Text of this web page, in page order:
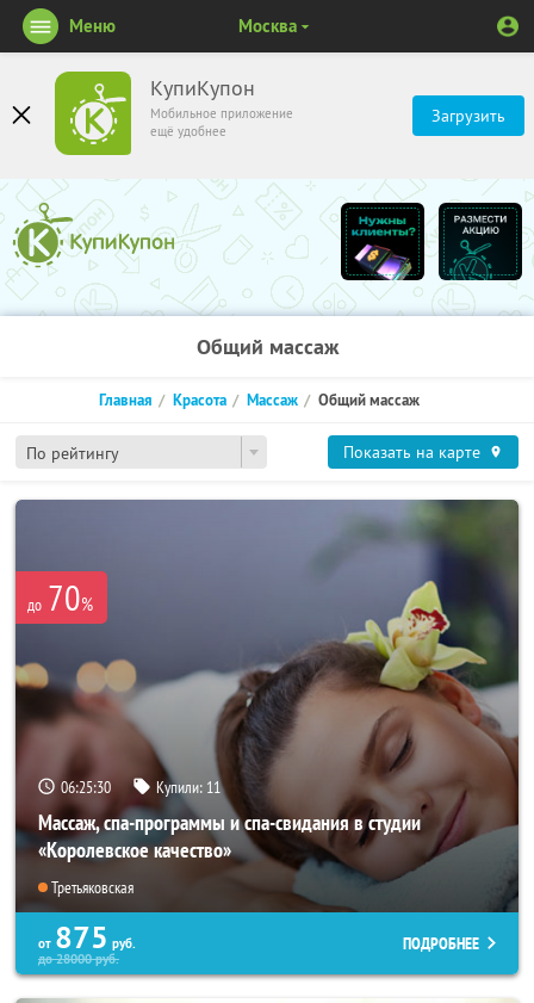
КупиКупон
Мобильное приложение
ещё удобнее
Загрузить
Меню Москва
Общий массаж
По рейтингу
Главная Красота Массаж Общий массаж
Показать на карте
до 70%
06:25:26 Купили: 11
Массаж, спа-программы и спа-свидания в студии
«Королевское качество»
Третьяковская
от 875 руб.
до28000руб.
ПОДРОБНЕЕ